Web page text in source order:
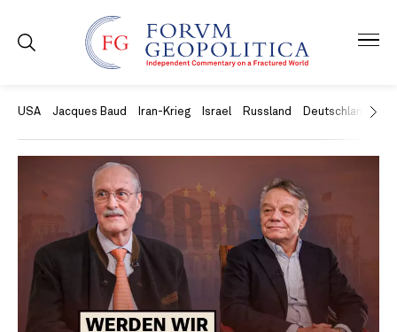
USA Jacques Baud Iran-Krieg Israel Russland Deutschland